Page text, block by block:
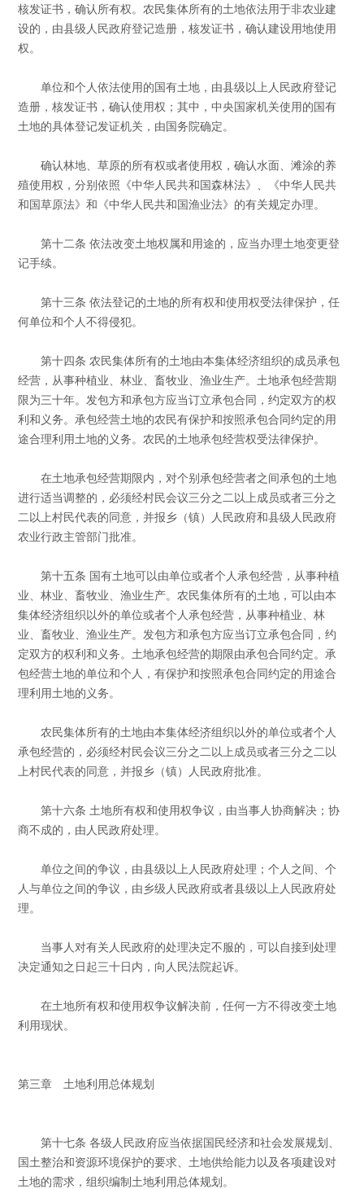
核发证书，确认所有权。农民集体所有的土地依法用于非农业建
设的，由县级人民政府登记造册，核发证书，确认建设用地使用
权。
单位和个人依法使用的国有土地，由县级以上人民政府登记
造册，核发证书，确认使用权；其中，中央国家机关使用的国有
土地的具体登记发证机关，由国务院确定。
确认林地、草原的所有权或者使用权，确认水面、滩涂的养
殖使用权，分别依照《中华人民共和国森林法》、《中华人民共
和国草原法》和《中华人民共和国渔业法》的有关规定办理。
第十二条 依法改变土地权属和用途的，应当办理土地变更登
记手续。
第十三条 依法登记的土地的所有权和使用权受法律保护，任
何单位和个人不得侵犯。
第十四条 农民集体所有的土地由本集体经济组织的成员承包
经营，从事种植业、林业、畜牧业、渔业生产。土地承包经营期
限为三十年。发包方和承包方应当订立承包合同，约定双方的权
利和义务。承包经营土地的农民有保护和按照承包合同约定的用
途合理利用土地的义务。农民的土地承包经营权受法律保护。
在土地承包经营期限内，对个别承包经营者之间承包的土地
进行适当调整的，必须经村民会议三分之二以上成员或者三分之
二以上村民代表的同意，并报乡（镇）人民政府和县级人民政府
农业行政主管部门批准。
第十五条 国有土地可以由单位或者个人承包经营，从事种植
业、林业、畜牧业、渔业生产。农民集体所有的土地，可以由本
集体经济组织以外的单位或者个人承包经营，从事种植业、林
业、畜牧业、渔业生产。发包方和承包方应当订立承包合同，约
定双方的权利和义务。土地承包经营的期限由承包合同约定。承
包经营土地的单位和个人，有保护和按照承包合同约定的用途合
理利用土地的义务。
农民集体所有的土地由本集体经济组织以外的单位或者个人
承包经营的，必须经村民会议三分之二以上成员或者三分之二以
上村民代表的同意，并报乡（镇）人民政府批准。
第十六条 土地所有权和使用权争议，由当事人协商解决；协
商不成的，由人民政府处理。
单位之间的争议，由县级以上人民政府处理；个人之间、个
人与单位之间的争议，由乡级人民政府或者县级以上人民政府处
理。
当事人对有关人民政府的处理决定不服的，可以自接到处理
决定通知之日起三十日内，向人民法院起诉。
在土地所有权和使用权争议解决前，任何一方不得改变土地
利用现状。
第三章 土地利用总体规划
第十七条 各级人民政府应当依据国民经济和社会发展规划、
国土整治和资源环境保护的要求、土地供给能力以及各项建设对
土地的需求，组织编制土地利用总体规划。